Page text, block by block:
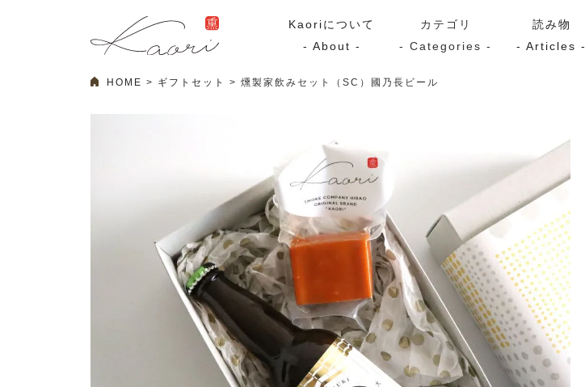
Kaoriについて
- About -
カテゴリ
- Categories -
スモークサーモン
マリネ
その他
プレミアム
漬け魚
特集・期間限定セール 送料無料
読み物
- Articles -
HOME ギフトセット 燻製家飲みセット（SC）國乃長ビール